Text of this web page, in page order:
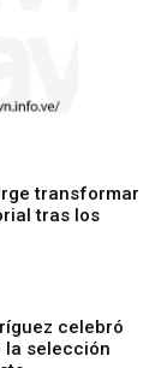
transformar
tras los
celebró
selección